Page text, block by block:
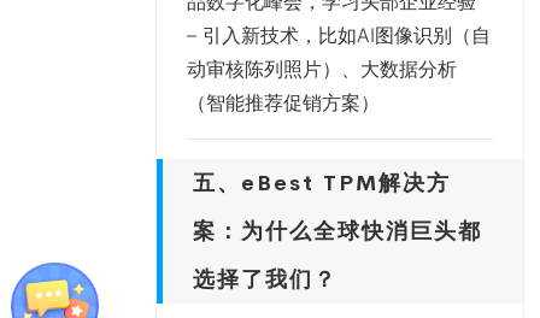
– 引入新技术，比如AI图像识别（自
动审核陈列照片）、大数据分析
（智能推荐促销方案）
五、eBest TPM解决方
案：为什么全球快消巨头都
选择了我们？